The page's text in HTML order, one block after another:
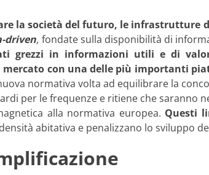
la società del futuro, le infrastrutture
driven, fondate sulla disponibilità di
grezzi in informazioni utili e di
con una delle più importanti
normativa volta ad equilibrare la
per le frequenze e ritiene che saranno
alla normativa europea. Questi
abitativa e penalizzano lo sviluppo